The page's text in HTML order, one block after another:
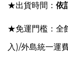
★出貨時間： 依
★免運門檻：全
入)/外島統一運